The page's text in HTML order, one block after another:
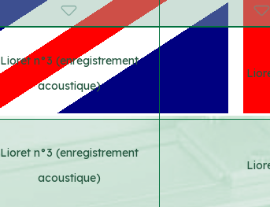
Lioret n°3 (enregistrement
acoustique)
Lioret n°3 (enregistrement
acoustique)